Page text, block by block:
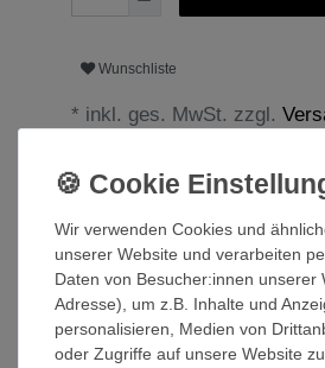
Wunschliste
* inkl. ges. MwSt. zzgl.
Beschreibung
Technische Daten
Wir verwenden Cookies und
unserer Website und verarbeiten
Daten von Besucher:innen unserer
Adresse), um z.B. Inhalte und
personalisieren, Medien von
oder Zugriffe auf unsere Website